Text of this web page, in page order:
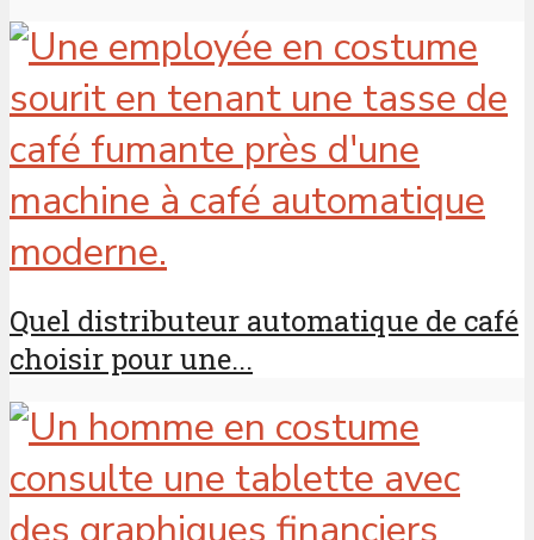
Quel distributeur automatique de café
choisir pour une...